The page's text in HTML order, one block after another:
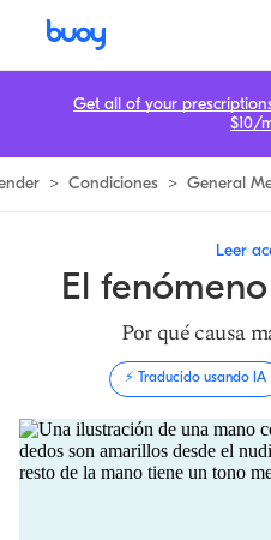
> Condiciones > General
Leer
El
Por qué causa
⚡️ Traducido usando IA
Get all of your
$10/